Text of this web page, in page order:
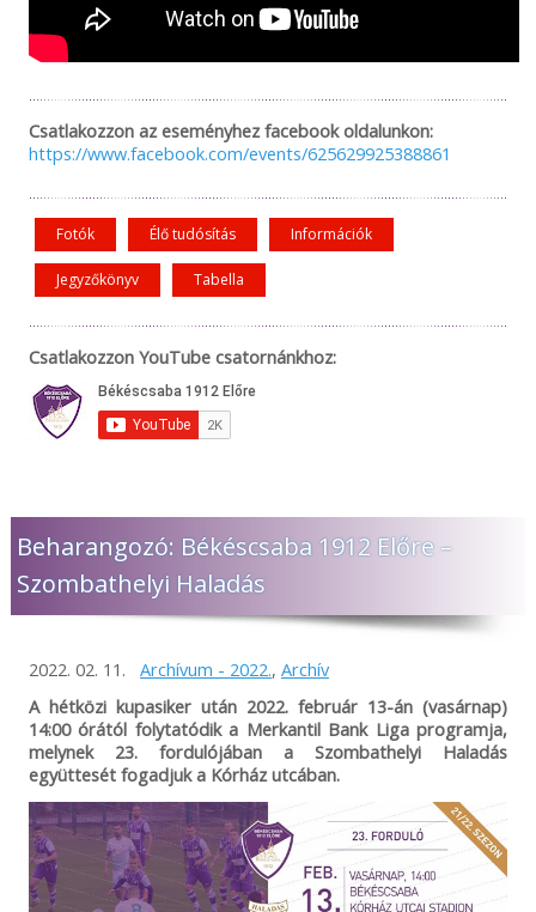
Csatlakozzon az eseményhez facebook oldalunkon:
https://www.facebook.com/events/625629925388861
Fotók Élő tudósítás Információk
Jegyzőkönyv Tabella
Csatlakozzon YouTube csatornánkhoz:
Beharangozó: Békéscsaba 1912 Előre –
Szombathelyi Haladás
2022. 02. 11. Archívum - 2022., Archív
A hétközi kupasiker után 2022. február 13-án (vasárnap)
14:00 órától folytatódik a Merkantil Bank Liga programja,
melynek 23. fordulójában a Szombathelyi Haladás
együttesét fogadjuk a Kórház utcában.